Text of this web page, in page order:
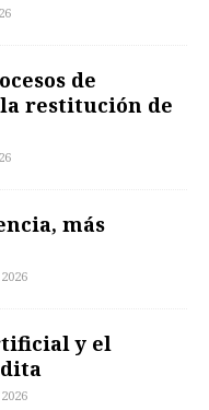
de
restitución de
más
y el